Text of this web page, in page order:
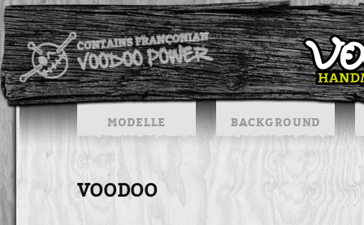
MODELLE BACKGROUND
VOODOO